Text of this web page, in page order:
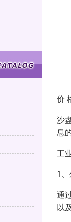
价
沙
息
工
1
通
以